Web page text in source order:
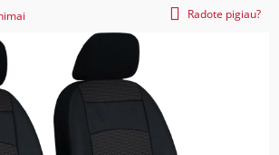
Radote pigiau?